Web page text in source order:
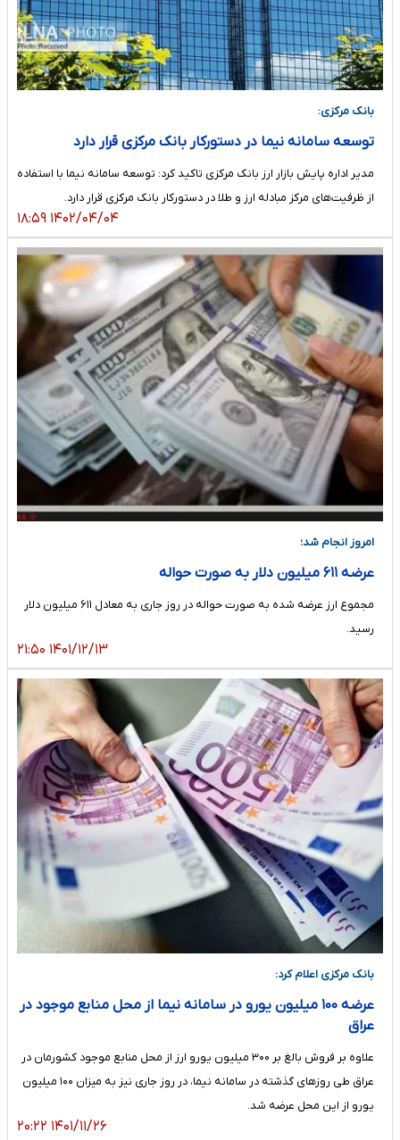
بانک مرکزی:
توسعه سامانه نیما در دستورکار بانک مرکزی قرار دارد
مدیر اداره پایش بازار ارز بانک مرکزی تاکید کرد: توسعه سامانه نیما با استفاده
از ظرفیت‌های مرکز مبادله ارز و طلا در دستورکار بانک مرکزی قرار دارد.
۱۴۰۲/۰۴/۰۴ ۱۸:۵۹
امروز انجام شد؛
عرضه ۶۱۱ میلیون دلار به صورت حواله
مجموع ارز عرضه شده به صورت حواله در روز جاری به معادل ۶۱۱ میلیون دلار
رسید.
۱۴۰۱/۱۲/۱۳ ۲۱:۵۰
بانک مرکزی اعلام کرد:
عرضه ۱۰۰ میلیون یورو در سامانه نیما از محل منابع موجود در
عراق
علاوه بر فروش بالغ بر ۳۰۰ میلیون یورو ارز از محل منابع موجود کشورمان در
عراق طی روزهای گذشته در سامانه نیما، در روز جاری نیز به میزان ۱۰۰ میلیون
یورو از این محل عرضه شد.
۱۴۰۱/۱۱/۲۶ ۲۰:۲۲